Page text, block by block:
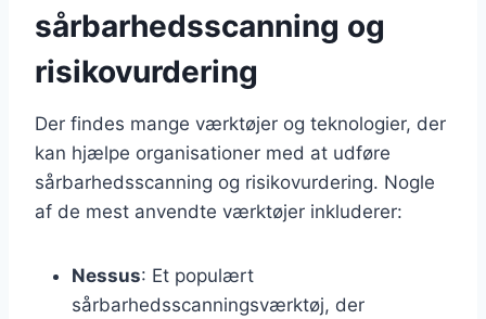
sårbarhedsscanning og
risikovurdering
Der findes mange værktøjer og teknologier, der
kan hjælpe organisationer med at udføre
sårbarhedsscanning og risikovurdering. Nogle
af de mest anvendte værktøjer inkluderer:
Nessus: Et populært
sårbarhedsscanningsværktøj, der